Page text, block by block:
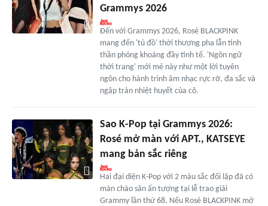
Grammys 2026
Đến với Grammys 2026, Rosé BLACKPINK
mang đến 'tủ đồ' thời thượng pha lẫn tinh
thần phóng khoáng đầy tinh tế. 'Ngôn ngữ
thời trang' mới mẻ này như một lời tuyên
ngôn cho hành trình âm nhạc rực rỡ, đa sắc và
ngập tràn nhiệt huyết của cô.
Sao K-Pop tại Grammys 2026:
Rosé mở màn với APT., KATSEYE
mang bản sắc riêng
Hai đại diện K-Pop với 2 màu sắc đối lập đã có
màn chào sân ấn tượng tại lễ trao giải
Grammy lần thứ 68. Nếu Rosé BLACKPINK mở